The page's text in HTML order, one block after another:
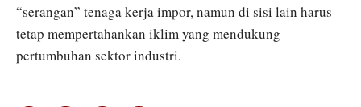
“serangan” tenaga kerja impor, namun di sisi lain harus
tetap mempertahankan iklim yang mendukung
pertumbuhan sektor industri.